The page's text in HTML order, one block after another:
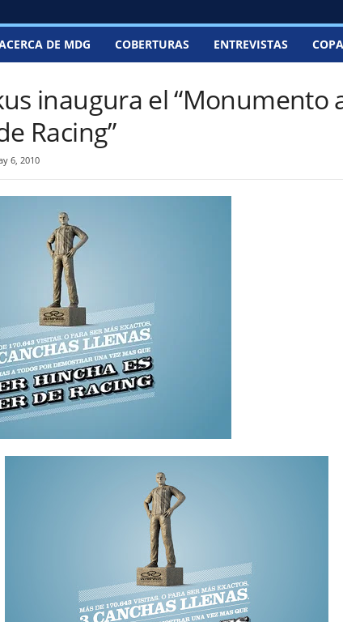
DE MDG COBERTURAS ENTREVISTAS
inaugura el “Monumento
Racing”
6, 2010